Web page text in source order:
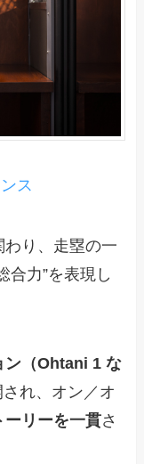
ス
わり、走塁の一
合力”を表現し
ン（Ohtani 1 な
れ、オン／オ
ーリーを一貫さ